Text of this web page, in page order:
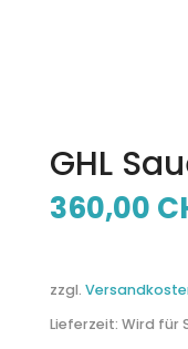
GHL
360,00
zzgl.
Lieferzeit: Wird für